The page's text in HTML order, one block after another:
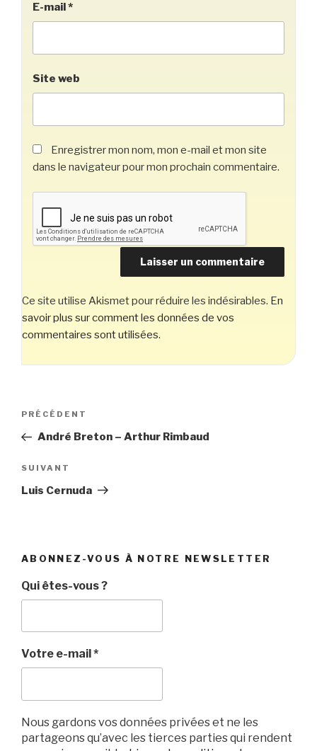
E-mail*
Site web
Enregistrer mon nom, mon e-mail et mon site
dans le navigateur pour mon prochain commentaire.
Ce site utilise Akismet pour réduire les indésirables. En
savoir plus sur comment les données de vos
commentaires sont utilisées.
Navigation
l’article
Article
précédent
PRÉCÉDENT
André Breton – Arthur Rimbaud
Article
suivant
SUIVANT
Luis Cernuda
ABONNEZ-VOUS À NOTRE NEWSLETTER
Qui êtes-vous ?
Votre e-mail *
Nous gardons vos données privées et ne les
partageons qu’avec les tierces parties qui rendent